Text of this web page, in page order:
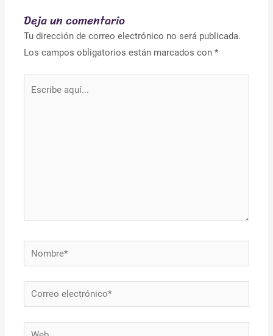
Deja un comentario
Tu dirección de correo electrónico no será publicada.
Los campos obligatorios están marcados con*
Nombre*
Correo
electrónico*
Web